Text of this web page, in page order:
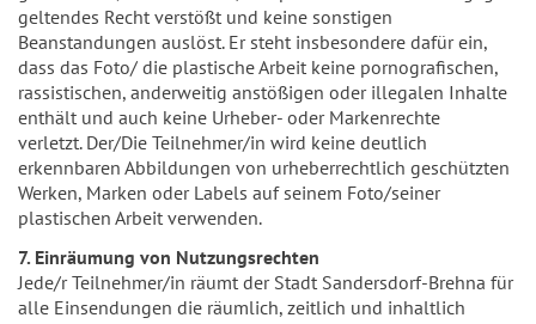
geltendes Recht verstößt und keine sonstigen
Beanstandungen auslöst. Er steht insbesondere dafür ein,
dass das Foto/ die plastische Arbeit keine pornografischen,
rassistischen, anderweitig anstößigen oder illegalen Inhalte
enthält und auch keine Urheber- oder Markenrechte
verletzt. Der/Die Teilnehmer/in wird keine deutlich
erkennbaren Abbildungen von urheberrechtlich geschützten
Werken, Marken oder Labels auf seinem Foto/seiner
plastischen Arbeit verwenden.
7. Einräumung von Nutzungsrechten
Jede/r Teilnehmer/in räumt der Stadt Sandersdorf-Brehna für
alle Einsendungen die räumlich, zeitlich und inhaltlich